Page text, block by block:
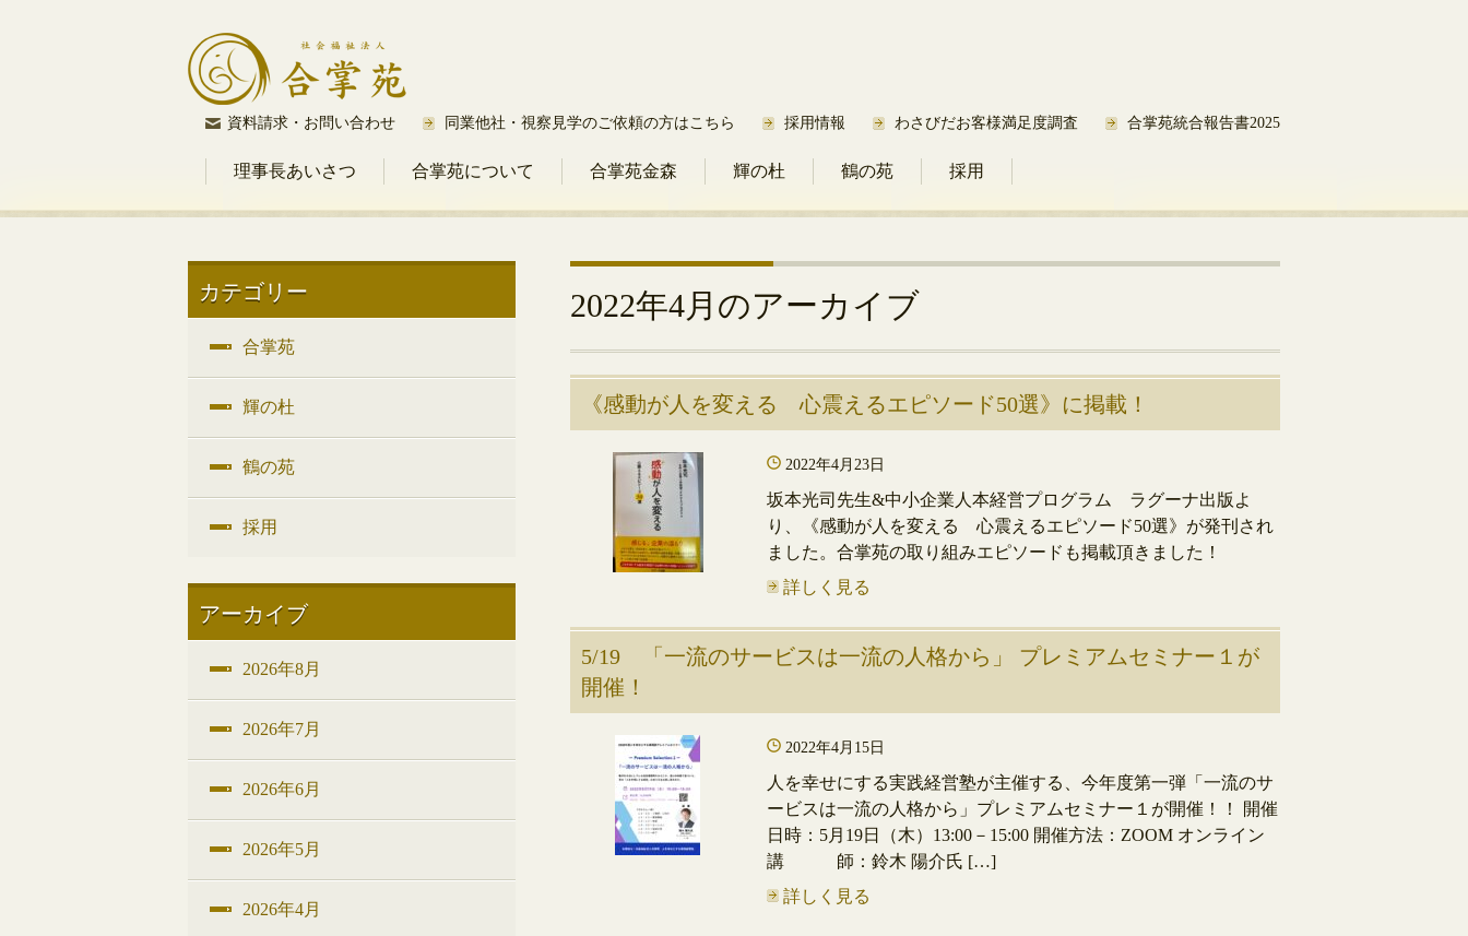
コ
キ
資料請求・お問い合わせ 同業他社・視察見学のご依頼の方はこちら 採用情報 わさびだお客様満足度調査 合掌苑統合報告書2025
理事長あいさつ 合掌苑について 合掌苑金森 輝の杜 鶴の苑 採用
2022年4月 のアーカイブ
《感動が人を変える 心震えるエピソード50選》に掲載！
2022年4月23日
坂本光司先生&中小企業人本経営プログラム ラグーナ出版よ
り、《感動が人を変える 心震えるエピソード50選》が発刊され
ました。合掌苑の取り組みエピソードも掲載頂きました！
詳しく見る
5/19 「一流のサービスは一流の人格から」 プレミアムセミナー１が
開催！
2022年4月15日
人を幸せにする実践経営塾が主催する、今年度第一弾「一流のサ
ービスは一流の人格から」プレミアムセミナー１が開催！！ 開催
日時：5月19日（木）13:00－15:00 開催方法：ZOOM オンライン
講 師：鈴木 陽介氏 […]
詳しく見る
カテゴリー
合掌苑
輝の杜
鶴の苑
採用
アーカイブ
2026年8月
2026年7月
2026年6月
2026年5月
2026年4月